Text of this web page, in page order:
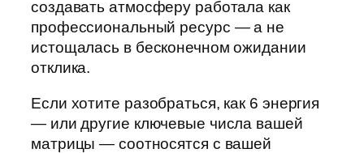
создавать атмосферу работала как
профессиональный ресурс — а не
истощалась в бесконечном ожидании
отклика.
Если хотите разобраться, как 6 энергия
— или другие ключевые числа вашей
матрицы — соотносятся с вашей